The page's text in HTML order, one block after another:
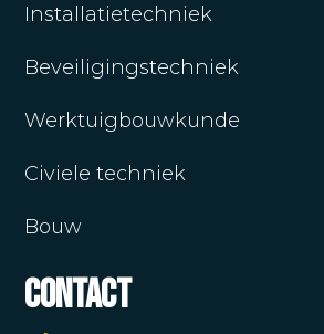
Installatietechniek
Beveiligingstechniek
Werktuigbouwkunde
Civiele techniek
Bouw
Contact